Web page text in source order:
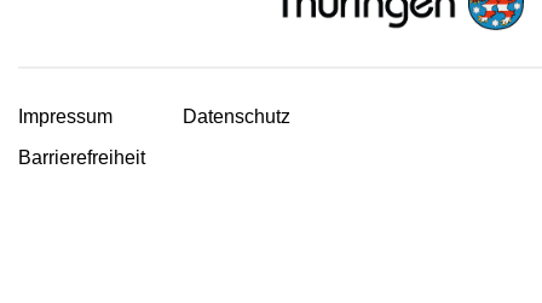
Impressum
Datenschutz
Barrierefreiheit